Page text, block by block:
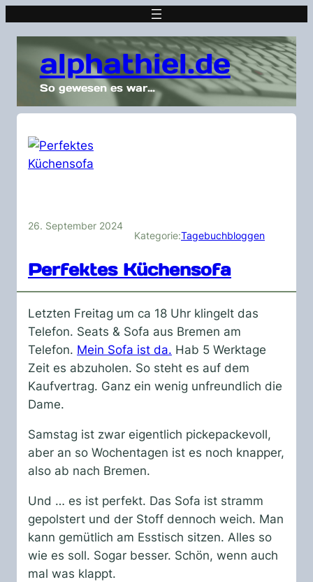
alphathiel.de
So gewesen es war…
26. September 2024
Kategorie:Tagebuchbloggen
Perfektes Küchensofa
Letzten Freitag um ca 18 Uhr klingelt das
Telefon. Seats & Sofa aus Bremen am
Telefon. Mein Sofa ist da. Hab 5 Werktage
Zeit es abzuholen. So steht es auf dem
Kaufvertrag. Ganz ein wenig unfreundlich die
Dame.
Samstag ist zwar eigentlich pickepackevoll,
aber an so Wochentagen ist es noch knapper,
also ab nach Bremen.
Und … es ist perfekt. Das Sofa ist stramm
gepolstert und der Stoff dennoch weich. Man
kann gemütlich am Esstisch sitzen. Alles so
wie es soll. Sogar besser. Schön, wenn auch
mal was klappt.